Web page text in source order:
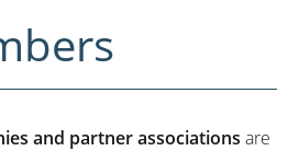
and partner associations are